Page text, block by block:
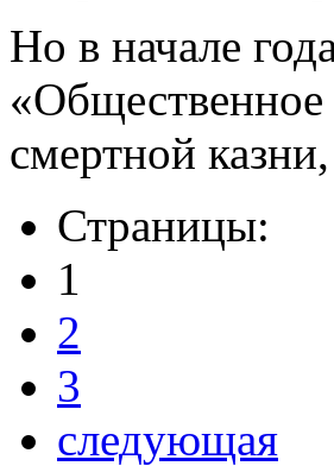
Но в начале
смертной
Страницы:
1
2
3
следующая